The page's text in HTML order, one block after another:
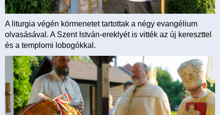
A liturgia végén körmenetet tartottak a négy evangélium
olvasásával. A Szent István-ereklyét is vitték az új kereszttel
és a templomi lobogókkal.